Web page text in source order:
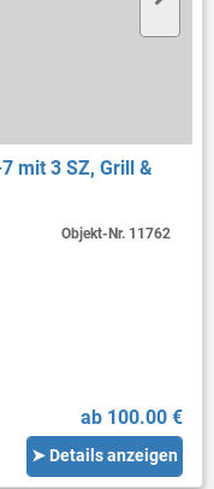
mit 3 SZ, Grill &
ab 100.00 €
➤ Details anzeigen
Objekt-Nr. 11762